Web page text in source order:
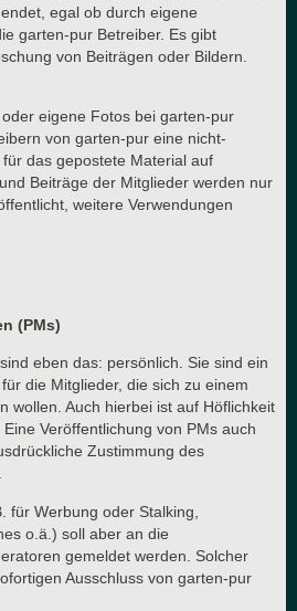
egal ob durch eigene
garten-pur Betreiber. Es gibt
von Beiträgen oder Bildern.
eigene Fotos bei garten-pur
von garten-pur eine nicht-
das gepostete Material auf
Beiträge der Mitglieder werden nur
weitere Verwendungen
(PMs)
eben das: persönlich. Sie sind ein
die Mitglieder, die sich zu einem
wollen. Auch hierbei ist auf Höflichkeit
Veröffentlichung von PMs auch
Zustimmung des
für Werbung oder Stalking,
o.ä.) soll aber an die
gemeldet werden. Solcher
Ausschluss von garten-pur